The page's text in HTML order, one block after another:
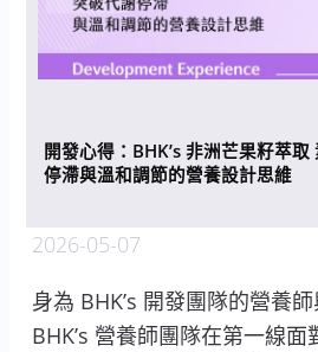
開發心得：BHK’s 非洲芒果籽萃
停滯與溫和調節的營養設計思維
2026-05-07
身為 BHK’s 開發團隊的營養
BHK’s 營養師團隊在第一線面